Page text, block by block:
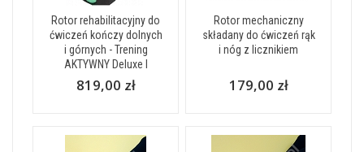
Rotor rehabilitacyjny do
ćwiczeń kończy dolnych
i górnych - Trening
AKTYWNY Deluxe I
819,00 zł
Rotor mechaniczny
składany do ćwiczeń rąk
i nóg z licznikiem
179,00 zł